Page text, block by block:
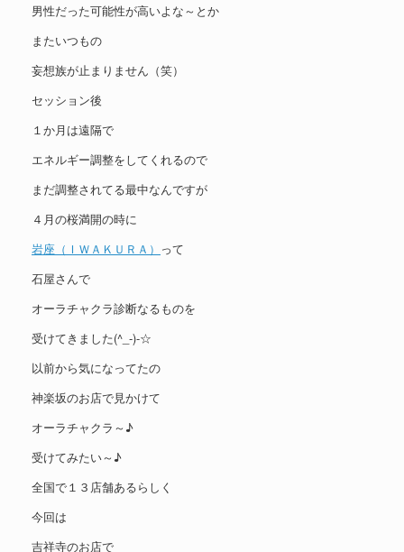
男性だった可能性が高いよな～とか
またいつもの
妄想族が止まりません（笑）
セッション後
１か月は遠隔で
エネルギー調整をしてくれるので
まだ調整されてる最中なんですが
４月の桜満開の時に
岩座（ＩＷＡＫＵＲＡ） って
石屋さんで
オーラチャクラ診断なるものを
受けてきました(^_-)-☆
以前から気になってたの
神楽坂のお店で見かけて
オーラチャクラ～♪
受けてみたい～♪
全国で１３店舗あるらしく
今回は
吉祥寺のお店で